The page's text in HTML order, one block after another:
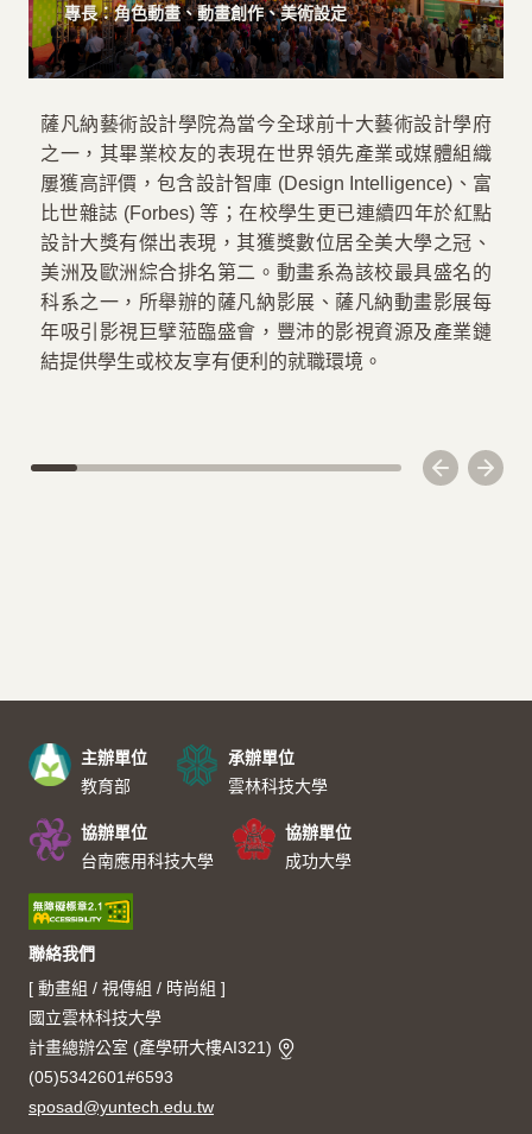
專長：角色動畫、動畫創作、美術設定
薩凡納藝術設計學院為當今全球前十大藝術設計學府
之一，其畢業校友的表現在世界領先產業或媒體組織
屢獲高評價，包含設計智庫 (Design Intelligence)、富
比世雜誌 (Forbes) 等；在校學生更已連續四年於紅點
設計大獎有傑出表現，其獲獎數位居全美大學之冠、
美洲及歐洲綜合排名第二。動畫系為該校最具盛名的
科系之一，所舉辦的薩凡納影展、薩凡納動畫影展每
年吸引影視巨擘蒞臨盛會，豐沛的影視資源及產業鏈
結提供學生或校友享有便利的就職環境。
主辦與聯絡資訊
主辦單位
教育部
承辦單位
雲林科技大學
協辦單位
台南應用科技大學
協辦單位
成功大學
聯絡我們
[ 動畫組 / 視傳組 / 時尚組 ]
國立雲林科技大學
計畫總辦公室 (產學研大樓AI321)
(05)5342601#6593
sposad@yuntech.edu.tw